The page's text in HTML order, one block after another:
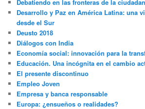
Debatiendo en las fronteras de la
Desarrollo y Paz en América Latina: una
desde el Sur
Deusto 2018
Diálogos con India
Economía social: innovación para la
Educación. Una incógnita en el cambio
El presente discontinuo
Empleo Joven
Empresa y banca responsable
Europa: ¿ensueños o realidades?